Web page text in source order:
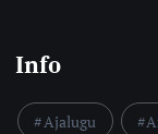
Info
Ajalugu